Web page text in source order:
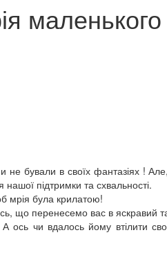
не бували в своїх фантазіях !
підтримки та схвальності.
мрія була крилатою!
що перенесемо вас в яскравий
чи вдалось йому втілити